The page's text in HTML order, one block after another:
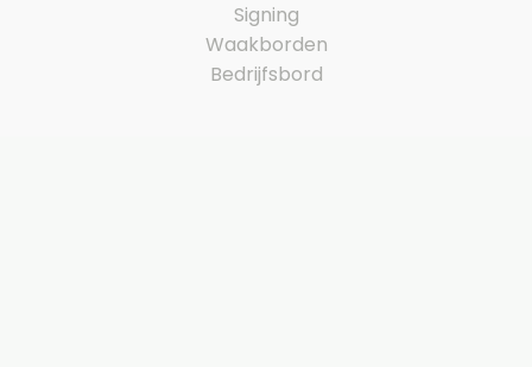
Signing
Waakborden
Bedrijfsbord